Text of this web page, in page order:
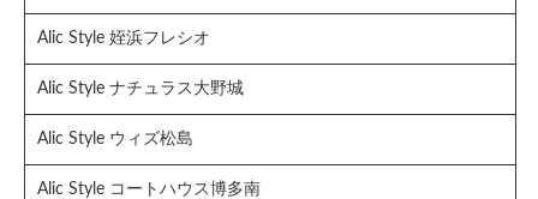
Alic Style 姪浜フレシオ
Alic Style ナチュラス大野城
Alic Style ウィズ松島
Alic Style コートハウス博多南